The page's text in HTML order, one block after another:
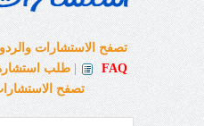
تصفح الاستشارات
FAQ
طلب
تصفح